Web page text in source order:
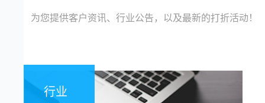
为您提供客户资讯、行业公告，以及最新的打折活动！
行业